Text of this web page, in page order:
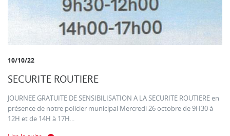
10/10/22
SECURITE ROUTIERE
JOURNEE GRATUITE DE SENSIBILISATION A LA SECURITE ROUTIERE en
présence de notre policier municipal Mercredi 26 octobre de 9H30 à
12H et de 14H à 17H...